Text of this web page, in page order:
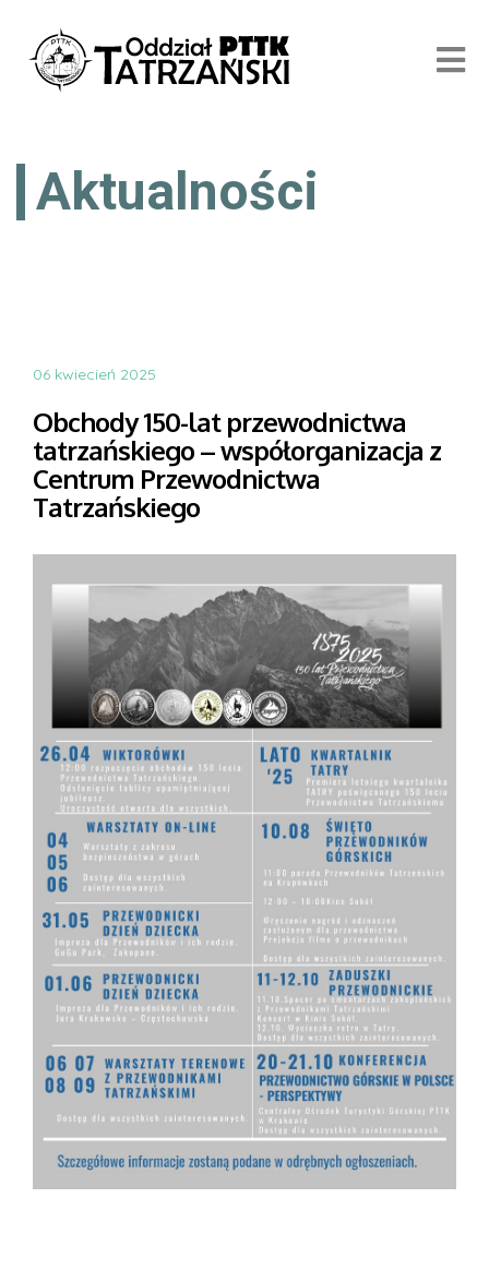
Aktualności
06 kwiecień 2025
Obchody 150-lat przewodnictwa
tatrzańskiego – współorganizacja z
Centrum Przewodnictwa
Tatrzańskiego